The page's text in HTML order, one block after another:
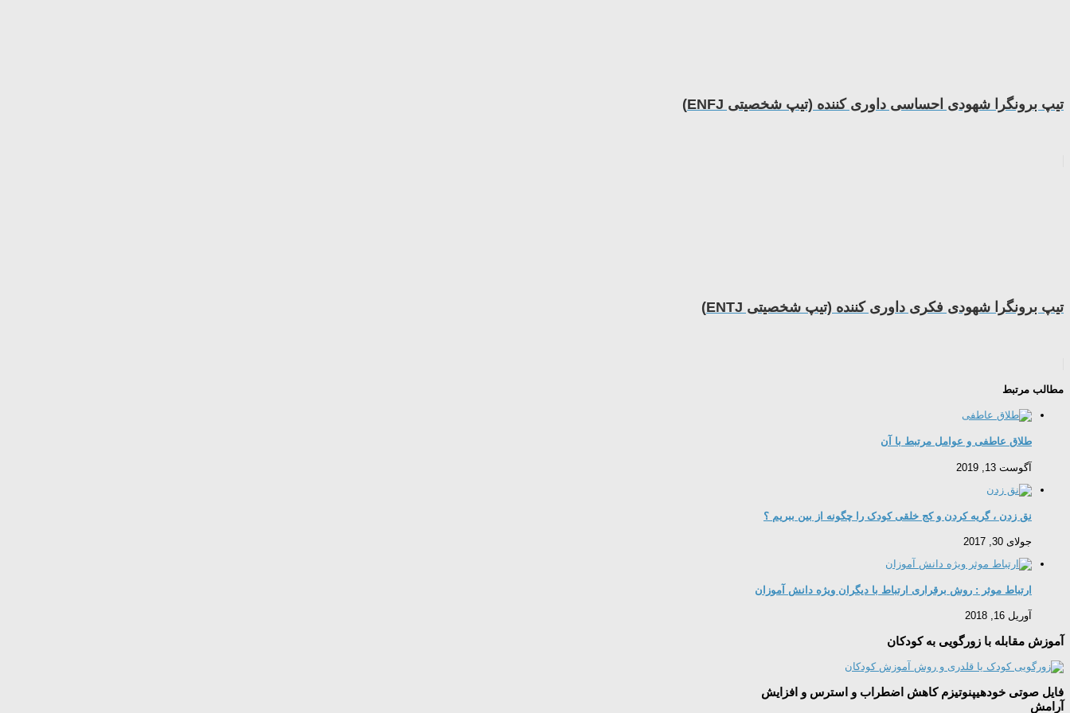
تیپ برونگرا شهودی احساسی داوری کننده (تیپ شخصیتی ENFJ)
تیپ برونگرا شهودی فکری داوری کننده (تیپ شخصیتی ENTJ)
مطالب مرتبط
طلاق عاطفی و عوامل مرتبط با آن
آگوست 13, 2019
نق زدن ، گریه کردن و کج خلقی کودک را چگونه از بین ببریم ؟
جولای 30, 2017
ارتباط موثر : روش برقراری ارتباط با دیگران ویژه دانش آموزان
آوریل 16, 2018
آموزش مقابله با زورگویی به کودکان
فایل صوتی خودهیپنوتیزم کاهش اضطراب و استرس و افزایش
آرامش